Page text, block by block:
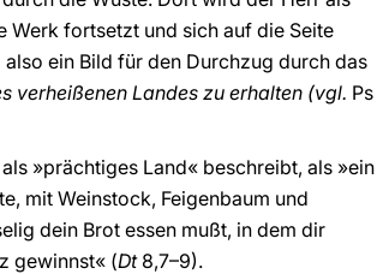
Werk fortsetzt und sich auf die Seite
ein Bild für den Durchzug durch das
verheißenen Landes zu erhalten (vgl. Ps
»prächtiges Land« beschreibt, als »ein
mit Weinstock, Feigenbaum und
dein Brot essen mußt, in dem dir
gewinnst« (Dt8,7–9).